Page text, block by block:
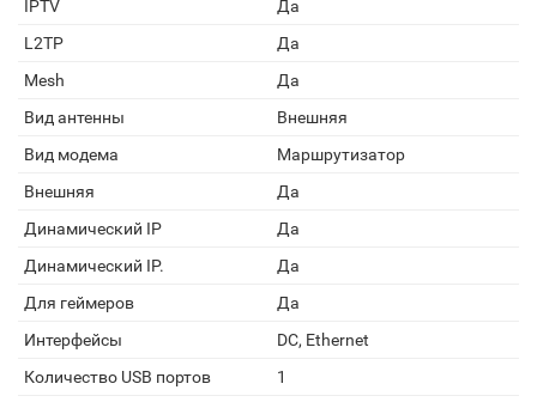
IPTV
Да
L2TP
Да
Mesh
Да
Вид антенны
Внешняя
Вид модема
Маршрутизатор
Внешняя
Да
Динамический IP
Да
Динамический IP.
Да
Для геймеров
Да
Интерфейсы
DC, Ethernet
Количество USB портов
1